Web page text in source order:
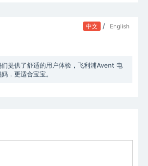
中文 / English
提供了舒适的用户体验，飞利浦Avent 电
，更适合宝宝。